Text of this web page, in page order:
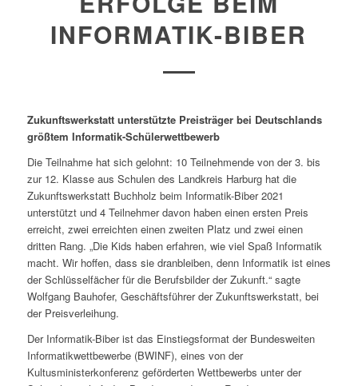
INFORMATIK-BIBER
Zukunftswerkstatt unterstützte Preisträger bei Deutschlands
größtem Informatik-Schülerwettbewerb
Die Teilnahme hat sich gelohnt: 10 Teilnehmende von der 3. bis
zur 12. Klasse aus Schulen des Landkreis Harburg hat die
Zukunftswerkstatt Buchholz beim Informatik-Biber 2021
unterstützt und 4 Teilnehmer davon haben einen ersten Preis
erreicht, zwei erreichten einen zweiten Platz und zwei einen
dritten Rang. „Die Kids haben erfahren, wie viel Spaß Informatik
macht. Wir hoffen, dass sie dranbleiben, denn Informatik ist eines
der Schlüsselfächer für die Berufsbilder der Zukunft.“ sagte
Wolfgang Bauhofer, Geschäftsführer der Zukunftswerkstatt, bei
der Preisverleihung.
Der Informatik-Biber ist das Einstiegsformat der Bundesweiten
Informatikwettbewerbe (BWINF), eines von der
Kultusministerkonferenz geförderten Wettbewerbs unter der